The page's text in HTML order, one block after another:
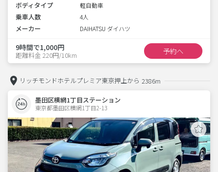
ボディタイプ 軽自動車
乗車人数 4人
メーカー DAIHATSU ダイハツ
9時間で1,000円
距離料金 220円/10km 予約へ
リッチモンドホテルプレミア東京押上から 2386m
墨田区横網1丁目ステーション
東京都墨田区横網1丁目2-13